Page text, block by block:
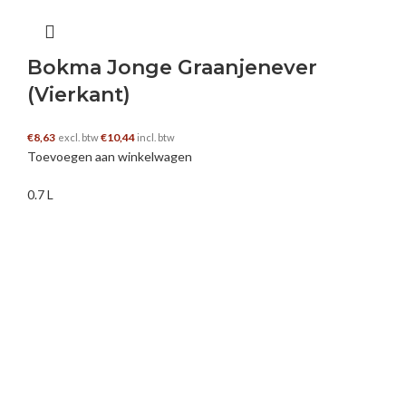
E-mail
Bokma Jonge Graanjenever
(Vierkant)
€8,63 excl. btw€10,44 incl. btw
Toevoegen aan winkelwagen
0.7 L